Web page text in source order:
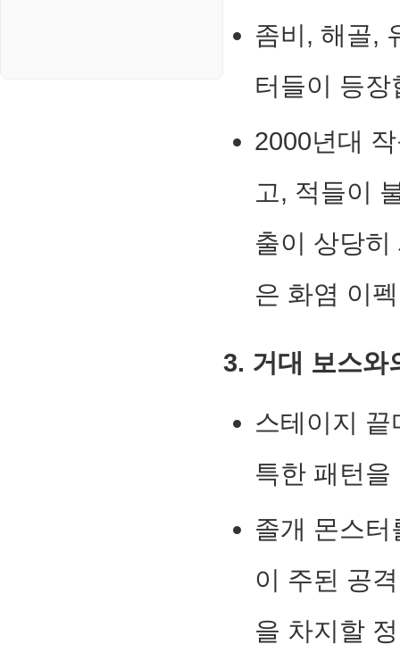
좀비, 해골,
터들이 등장
2000년대
고, 적들이
출이 상당
은 화염 이
3. 거대 보스와
스테이지
특한 패턴
졸개 몬스
이 주된 공
을 차지할